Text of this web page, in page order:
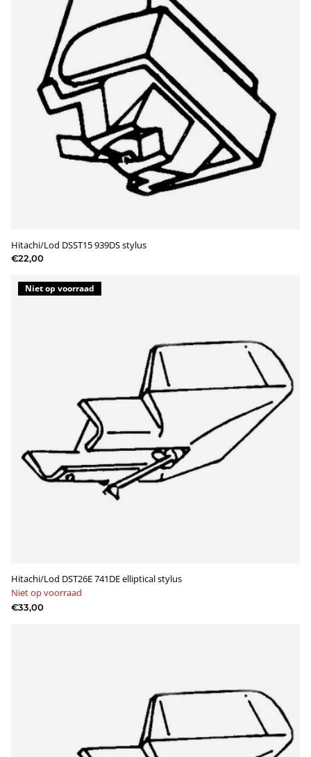
Hitachi/Lod DSST15 939DS stylus
€22,00
Niet op voorraad
Hitachi/Lod DST26E 741DE elliptical stylus
Niet op voorraad
€33,00